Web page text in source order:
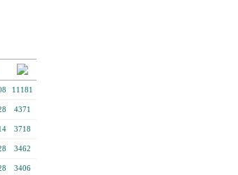
11181
4371
3718
3462
3406